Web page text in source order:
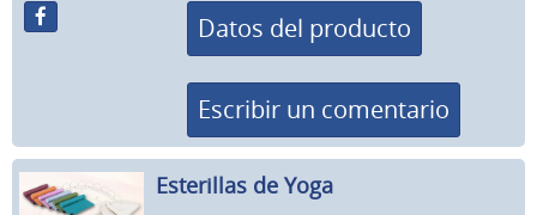
Datos del producto
Escribir un comentario
Esterillas de Yoga